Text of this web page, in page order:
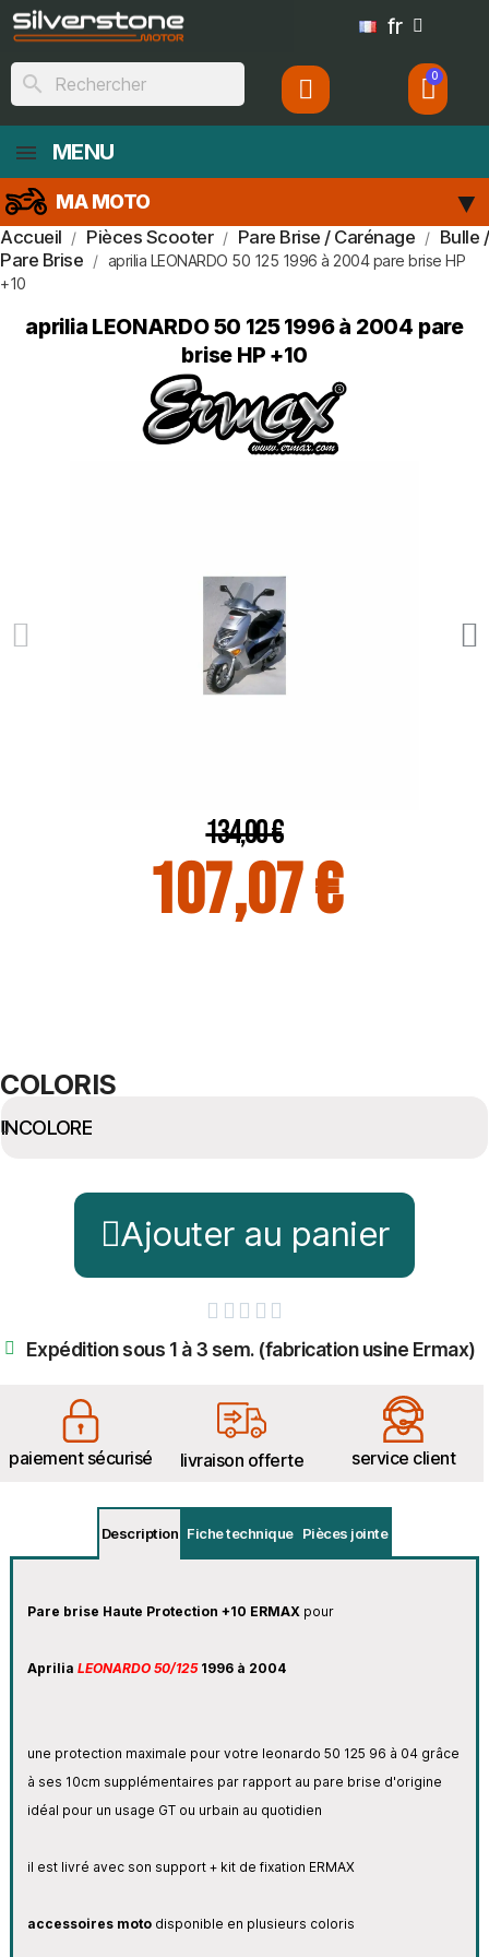
fr
search
MENU
MA MOTO
Accueil Pièces Scooter Pare Brise / Carénage
Bulle /
Pare Brise
aprilia LEONARDO 50 125 1996 à 2004 pare brise HP
+10
aprilia LEONARDO 50 125 1996 à 2004 pare
brise HP +10
134,00 €
107,07 €
COLORIS
Ajouter au panier
    
Expédition sous 1 à 3 sem. (fabrication usine Ermax)
paiement sécurisé livraison offerte service client
Description Fiche technique Pièces jointe
Pare brise Haute Protection +10 ERMAX pour
Aprilia LEONARDO 50/1251996 à 2004
une protection maximale pour votre leonardo 50 125 96 à 04 grâce
à ses 10cm supplémentaires par rapport au pare brise d'origine
idéal pour un usage GT ou urbain au quotidien
il est livré avec son support + kit de fixation ERMAX
accessoires motodisponible en plusieurs coloris